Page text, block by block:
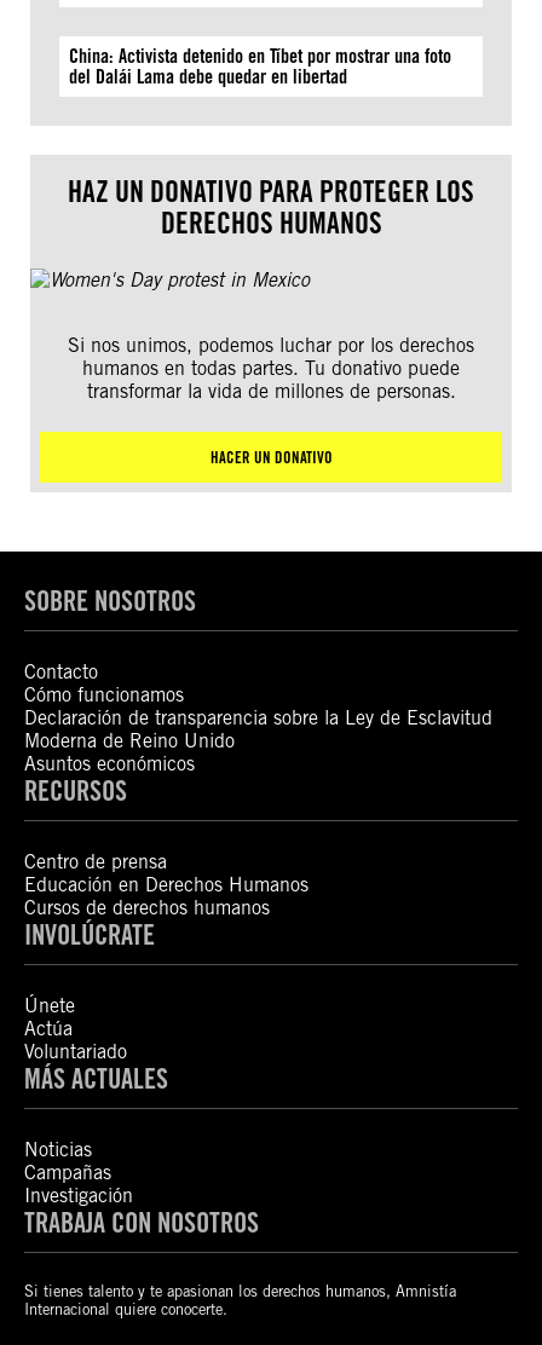
China: Activista detenido en Tíbet por mostrar una foto
del Dalái Lama debe quedar en libertad
HAZ UN DONATIVO PARA PROTEGER LOS
DERECHOS HUMANOS
Si nos unimos, podemos luchar por los derechos
humanos en todas partes. Tu donativo puede
transformar la vida de millones de personas.
HACER UN DONATIVO
SOBRE NOSOTROS
Contacto
Cómo funcionamos
Declaración de transparencia sobre la Ley de Esclavitud
Moderna de Reino Unido
Asuntos económicos
RECURSOS
Centro de prensa
Educación en Derechos Humanos
Cursos de derechos humanos
INVOLÚCRATE
Únete
Actúa
Voluntariado
MÁS ACTUALES
Noticias
Campañas
Investigación
TRABAJA CON NOSOTROS
Si tienes talento y te apasionan los derechos humanos, Amnistía
Internacional quiere conocerte.